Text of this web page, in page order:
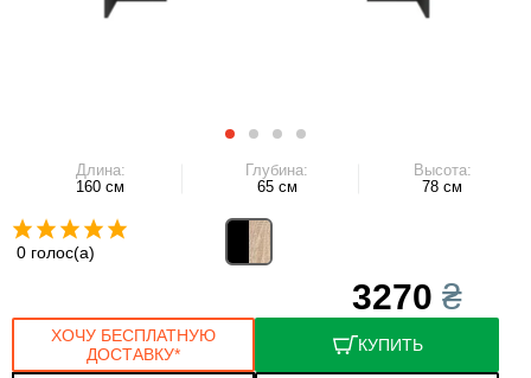
Длина:
160 см
Глубина:
65 см
Высота:
78 см
0 голос(а)
3270₴
КУПИТЬ
ХОЧУ БЕСПЛАТНУЮ
ДОСТАВКУ*